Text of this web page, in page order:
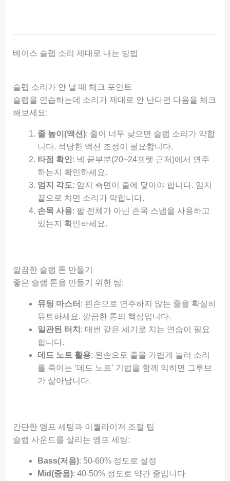
베이스 슬랩 소리 제대로 내는 방법
슬랩 소리가 안 날 때 체크 포인트
슬랩을 연습하는데 소리가 제대로 안 난다면 다음을 체크
해보세요:
줄 높이(액션): 줄이 너무 낮으면 슬랩 소리가 약합
니다. 적당한 액션 조정이 필요합니다.
타점 확인 : 넥 끝부분(20~24프렛 근처)에서 연주
하는지 확인하세요.
엄지 각도: 엄지 측면이 줄에 닿아야 합니다. 엄지
끝으로 치면 소리가 약합니다.
손목 사용: 팔 전체가 아닌 손목 스냅을 사용하고
있는지 확인하세요.
깔끔한 슬랩 톤 만들기
좋은 슬랩 톤을 만들기 위한 팁:
뮤팅 마스터 : 왼손으로 연주하지 않는 줄을 확실히
뮤트하세요. 깔끔한 톤의 핵심입니다.
일관된 터치 : 매번 같은 세기로 치는 연습이 필요
합니다.
데드 노트 활용: 왼손으로 줄을 가볍게 눌러 소리
를 죽이는 ‘데드 노트’ 기법을 함께 익히면 그루브
가 살아납니다.
간단한 앰프 세팅과 이퀄라이저 조절 팁
슬랩 사운드를 살리는 앰프 세팅:
Bass(저음): 50-60% 정도로 설정
Mid(중음): 40-50% 정도로 약간 줄입니다